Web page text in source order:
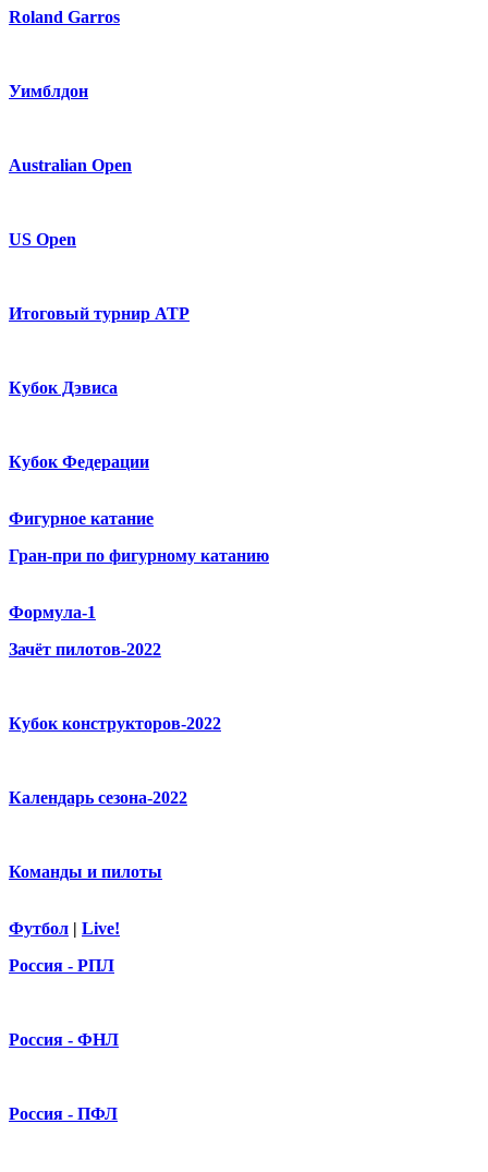
Roland Garros
Уимблдон
Australian Open
US Open
Итоговый турнир ATP
Кубок Дэвиса
Кубок Федерации
Фигурное катание
Гран-при по фигурному катанию
Формула-1
Зачёт пилотов-2022
Кубок конструкторов-2022
Календарь сезона-2022
Команды и пилоты
Футбол | Live!
Россия - РПЛ
Россия - ФНЛ
Россия - ПФЛ